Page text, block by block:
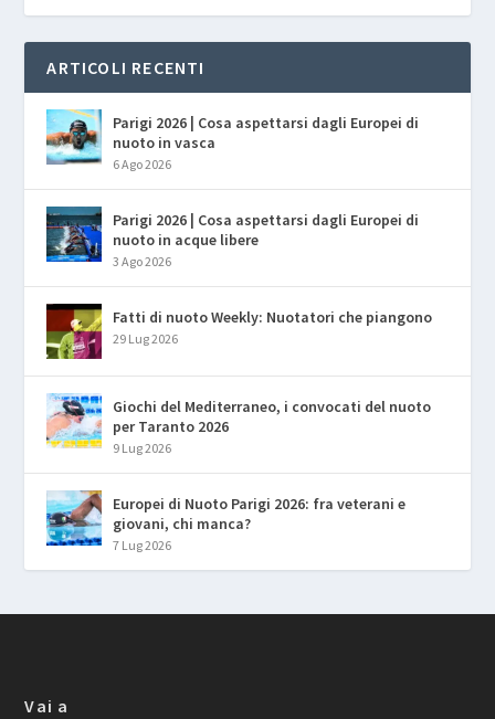
ARTICOLI RECENTI
Parigi 2026 | Cosa aspettarsi dagli Europei di
nuoto in vasca
6 Ago 2026
Parigi 2026 | Cosa aspettarsi dagli Europei di
nuoto in acque libere
3 Ago 2026
Fatti di nuoto Weekly: Nuotatori che piangono
29 Lug 2026
Giochi del Mediterraneo, i convocati del nuoto
per Taranto 2026
9 Lug 2026
Europei di Nuoto Parigi 2026: fra veterani e
giovani, chi manca?
7 Lug 2026
Vai a